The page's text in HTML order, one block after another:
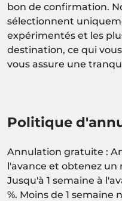
bon de confirmation.
sélectionnent
expérimentés et les
destination, ce qui
vous assure une
Politique
Annulation gratuite :
l'avance et obtenez
Jusqu'à 1 semaine à
%. Moins de 1 semaine